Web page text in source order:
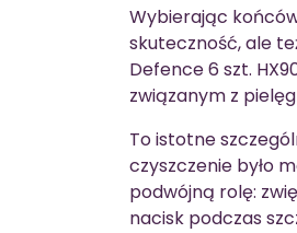
Wybierając
skuteczność, ale
Defence 6 szt.
związanym z
To istotne
czyszczenie było
podwójną rolę:
nacisk podczas